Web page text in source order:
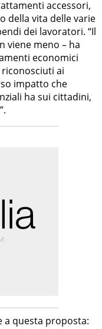
accessori,
della vita delle varie
dei lavoratori. “Il
viene meno – ha
economici
ai
impatto che
ha sui cittadini,
a questa proposta: